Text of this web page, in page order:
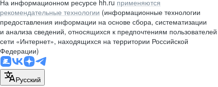
+7 727 232-13-13
pr@headhunter.com.kz
На информационном ресурсе hh.ru применяются
рекомендательные технологии (информационные технологии
предоставления информации на основе сбора, систематизации
и анализа сведений, относящихся к предпочтениям пользователей
сети «Интернет», находящихся на территории Российской
Федерации)
Русский